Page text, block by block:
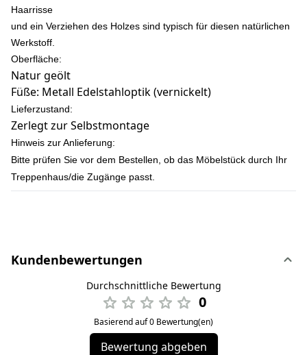
Haarrisse
und ein Verziehen des Holzes sind typisch für diesen natürlichen
Werkstoff.
Oberfläche:
Natur geölt
Füße: Metall Edelstahloptik (vernickelt)
Lieferzustand:
Zerlegt zur Selbstmontage
Hinweis zur Anlieferung:
Bitte prüfen Sie vor dem Bestellen, ob das Möbelstück durch Ihr
Treppenhaus/die Zugänge passt.
Kundenbewertungen
Durchschnittliche Bewertung
0
Basierend auf 0 Bewertung(en)
Bewertung abgeben